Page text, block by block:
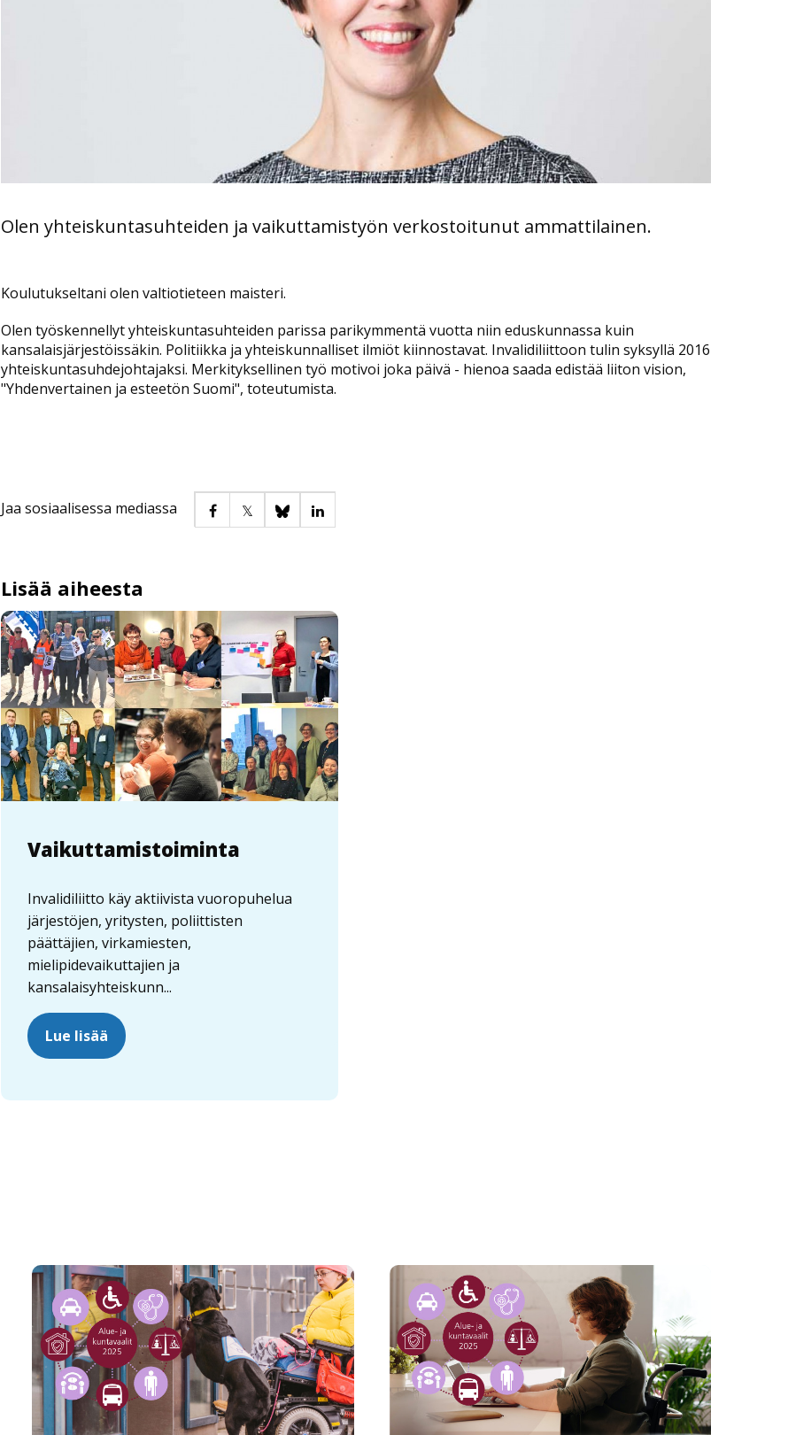
Olen yhteiskuntasuhteiden ja vaikuttamistyön verkostoitunut ammattilainen.
Koulutukseltani olen valtiotieteen maisteri.
Olen työskennellyt yhteiskuntasuhteiden parissa parikymmentä vuotta niin eduskunnassa kuin
kansalaisjärjestöissäkin. Politiikka ja yhteiskunnalliset ilmiöt kiinnostavat. Invalidiliittoon tulin syksyllä 2016
yhteiskuntasuhdejohtajaksi. Merkityksellinen työ motivoi joka päivä - hienoa saada edistää liiton vision,
"Yhdenvertainen ja esteetön Suomi", toteutumista.
Jaa sosiaalisessa mediassa
Lisää aiheesta
Vaikuttamistoiminta
Invalidiliitto käy aktiivista vuoropuhelua
järjestöjen, yritysten, poliittisten
päättäjien, virkamiesten,
mielipidevaikuttajien ja
kansalaisyhteiskunn...
Lue lisää